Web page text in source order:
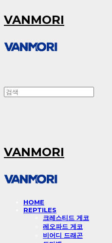
VANMORI
VANMORI
HOME
REPTILES
크레스티드 게코
레오파드 게코
비어디 드래곤